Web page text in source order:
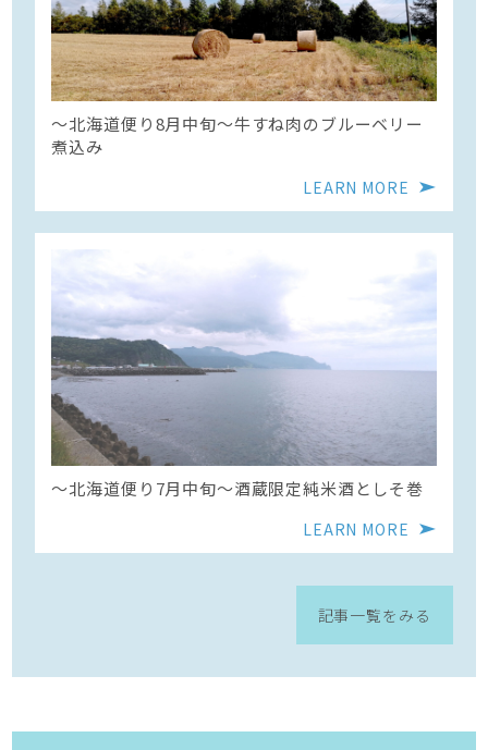
〜北海道便り8月中旬～牛すね肉のブルーベリー
煮込み
LEARN MORE
〜北海道便り7月中旬～酒蔵限定純米酒としそ巻
LEARN MORE
記事一覧をみる